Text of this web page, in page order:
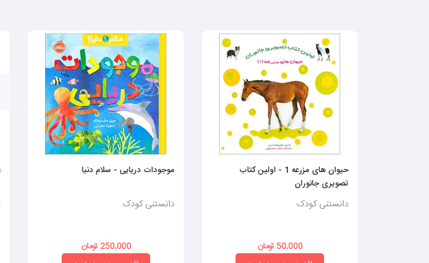
حیوان های مزرعه 1 - اولین کتاب
تصویری جانوران
دانستنی کودک
50,000 تومان
موجودات دریایی - سلام دنیا
دانستنی کودک
250,000 تومان